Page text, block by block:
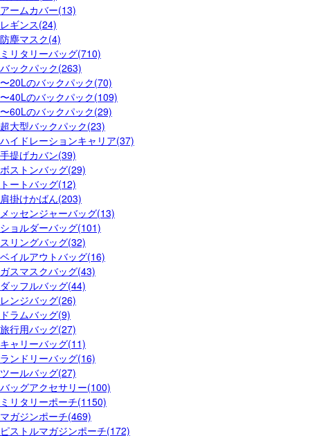
アームカバー(13)
レギンス(24)
防塵マスク(4)
ミリタリーバッグ(710)
バックパック(263)
〜20Lのバックパック(70)
〜40Lのバックパック(109)
〜60Lのバックパック(29)
超大型バックパック(23)
ハイドレーションキャリア(37)
手提げカバン(39)
ボストンバッグ(29)
トートバッグ(12)
肩掛けかばん(203)
メッセンジャーバッグ(13)
ショルダーバッグ(101)
スリングバッグ(32)
ベイルアウトバッグ(16)
ガスマスクバッグ(43)
ダッフルバッグ(44)
レンジバッグ(26)
ドラムバッグ(9)
旅行用バッグ(27)
キャリーバッグ(11)
ランドリーバッグ(16)
ツールバッグ(27)
バッグアクセサリー(100)
ミリタリーポーチ(1150)
マガジンポーチ(469)
ピストルマガジンポーチ(172)